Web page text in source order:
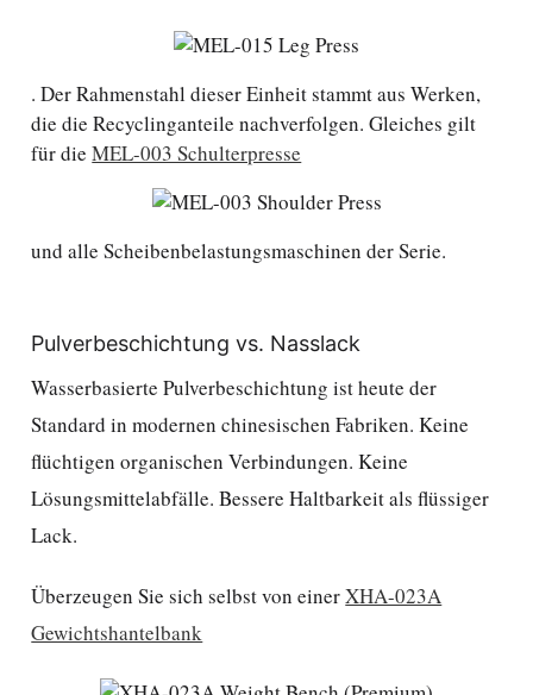
. Der Rahmenstahl dieser Einheit stammt aus Werken,
die die Recyclinganteile nachverfolgen. Gleiches gilt
für dieMEL-003 Schulterpresse
und alle Scheibenbelastungsmaschinen der Serie.
Pulverbeschichtung vs. Nasslack
Wasserbasierte Pulverbeschichtung ist heute der
Standard in modernen chinesischen Fabriken. Keine
flüchtigen organischen Verbindungen. Keine
Lösungsmittelabfälle. Bessere Haltbarkeit als flüssiger
Lack.
Überzeugen Sie sich selbst von einerXHA-023A
Gewichtshantelbank